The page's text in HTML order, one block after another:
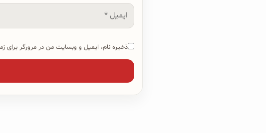
ایمیل
ذخیره نام، ایمیل و وبسایت من در مرورگر برای